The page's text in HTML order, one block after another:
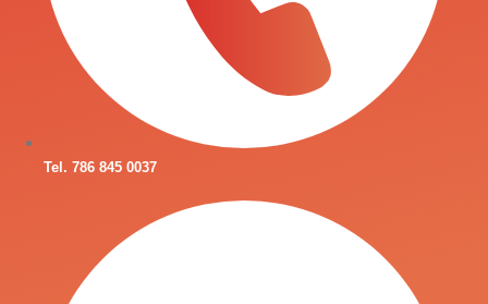
Tel. 786 845 0037